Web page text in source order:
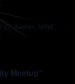
27, Aachen, NRW,
Meetup“